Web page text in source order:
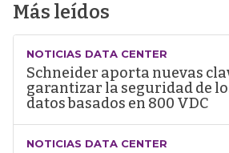
Más leídos
NOTICIAS DATA CENTER
Schneider aporta nuevas
garantizar la seguridad de
datos basados en 800 VDC
NOTICIAS DATA CENTER